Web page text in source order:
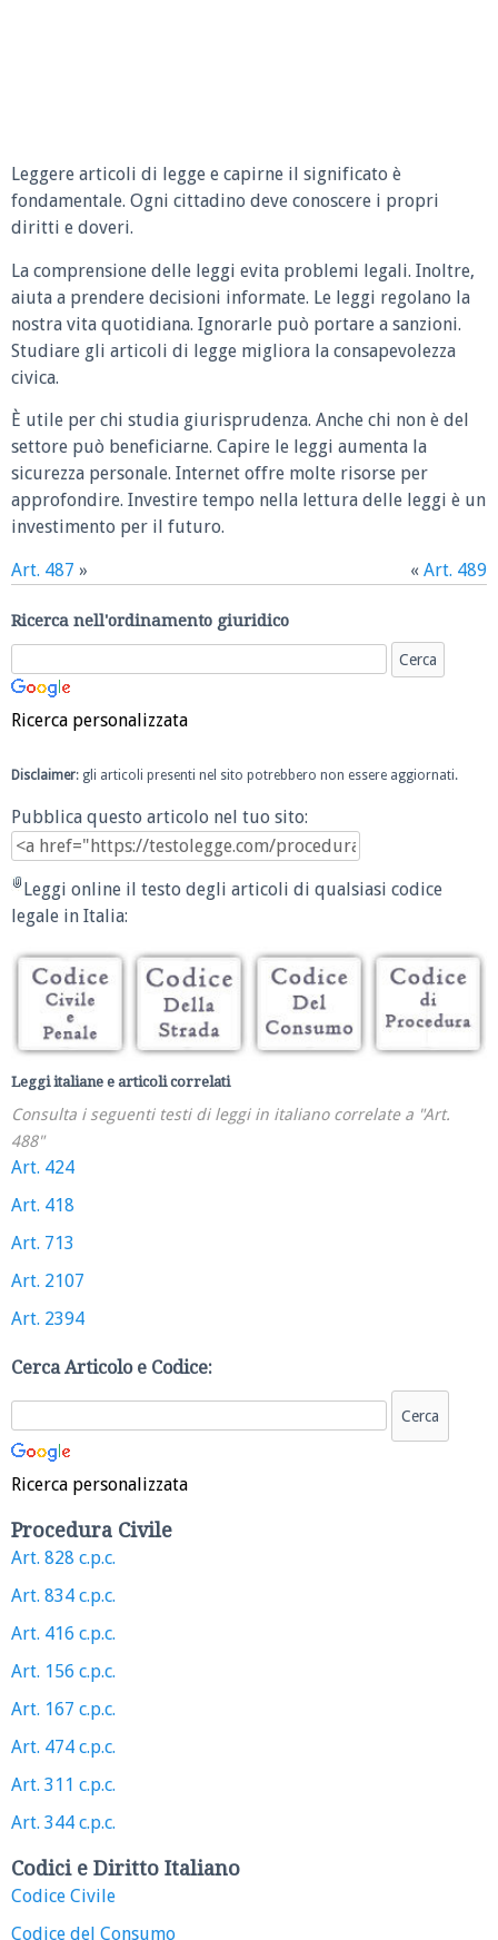
Leggere articoli di legge e capirne il significato è
fondamentale. Ogni cittadino deve conoscere i propri
diritti e doveri.
La comprensione delle leggi evita problemi legali. Inoltre,
aiuta a prendere decisioni informate. Le leggi regolano la
nostra vita quotidiana. Ignorarle può portare a sanzioni.
Studiare gli articoli di legge migliora la consapevolezza
civica.
È utile per chi studia giurisprudenza. Anche chi non è del
settore può beneficiarne. Capire le leggi aumenta la
sicurezza personale. Internet offre molte risorse per
approfondire. Investire tempo nella lettura delle leggi è un
investimento per il futuro.
Art. 487 » « Art. 489
Ricerca nell'ordinamento giuridico
Ricerca personalizzata
Disclaimer: gli articoli presenti nel sito potrebbero non essere aggiornati.
Pubblica questo articolo nel tuo sito:
Leggi online il testo degli articoli di qualsiasi codice
legale in Italia:
Leggi italiane e articoli correlati
Consulta i seguenti testi di leggi in italiano correlate a "Art.
488"
Art. 424
Art. 418
Art. 713
Art. 2107
Art. 2394
Cerca Articolo e Codice:
Ricerca personalizzata
Procedura Civile
Art. 828 c.p.c.
Art. 834 c.p.c.
Art. 416 c.p.c.
Art. 156 c.p.c.
Art. 167 c.p.c.
Art. 474 c.p.c.
Art. 311 c.p.c.
Art. 344 c.p.c.
Codici e Diritto Italiano
Codice Civile
Codice del Consumo